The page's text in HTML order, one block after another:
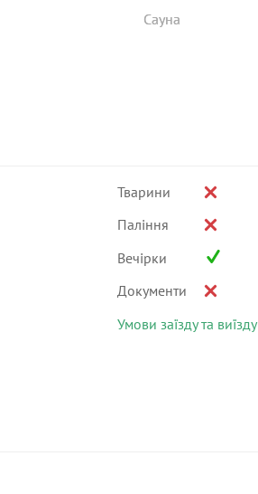
Сауна
Тварини
Паління
Вечірки
Документи
Умови заїзду та виїзду